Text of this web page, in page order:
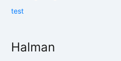
test
Halman